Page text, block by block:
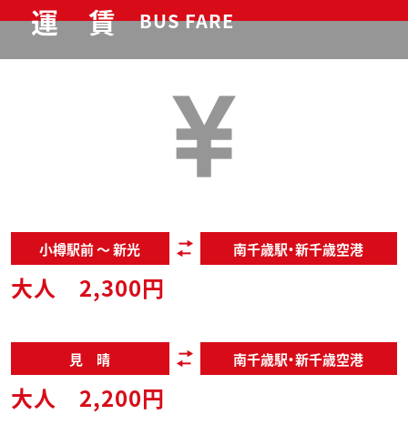
運 賃 BUS FARE
小樽駅前 〜 新光 南千歳駅・新千歳空港
大人 2,300円
見 晴 南千歳駅・新千歳空港
大人 2,200円